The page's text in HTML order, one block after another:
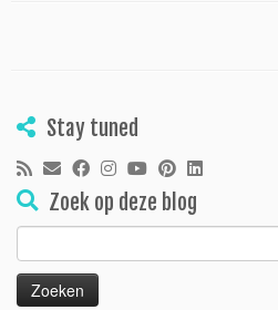
Stay tuned
Zoek op deze blog
Zoeken
naar: